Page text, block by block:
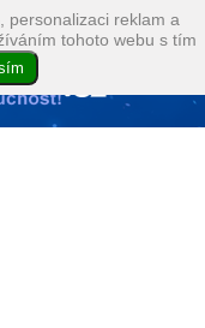
personalizaci reklam a
tohoto webu s tím